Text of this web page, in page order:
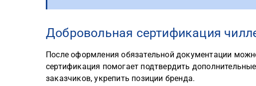
Добровольная сертификация
После оформления обязательной документации
сертификация помогает подтвердить
заказчиков, укрепить позиции бренда.